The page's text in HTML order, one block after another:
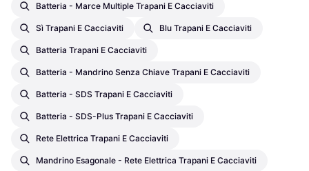
Batteria - Marce Multiple Trapani E Cacciaviti
Sì Trapani E Cacciaviti Blu Trapani E Cacciaviti
Batteria Trapani E Cacciaviti
Batteria - Mandrino Senza Chiave Trapani E Cacciaviti
Batteria - SDS Trapani E Cacciaviti
Batteria - SDS-Plus Trapani E Cacciaviti
Rete Elettrica Trapani E Cacciaviti
Mandrino Esagonale - Rete Elettrica Trapani E Cacciaviti